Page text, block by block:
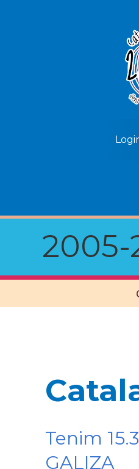
2005-
Tenim
GALIZA